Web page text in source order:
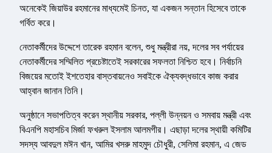
অনেকেই জিয়াউর রহমানের মাধ্যমেই চিনত, যা একজন সন্তান হিসেবে তাকে
গর্বিত করে।
নেতাকর্মীদের উদ্দেশে তারেক রহমান বলেন, শুধু মন্ত্রীরা নয়, দলের সব পর্যায়ের
নেতাকর্মীদের সম্মিলিত প্রচেষ্টাতেই সরকারের সফলতা নিশ্চিত হবে। নির্বাচনি
বিজয়ের মতোই ইশতেহার বাস্তবায়নেও সবাইকে ঐক্যবদ্ধভাবে কাজ করার
আহ্বান জানান তিনি।
অনুষ্ঠানে সভাপতিত্ব করেন স্থানীয় সরকার, পল্লী উন্নয়ন ও সমবায় মন্ত্রী এবং
বিএনপি মহাসচিব মির্জা ফখরুল ইসলাম আলমগীর। এছাড়া দলের স্থায়ী কমিটির
সদস্য আবদুল মঈন খান, আমির খসরু মাহমুদ চৌধুরী, সেলিমা রহমান, এ জেড